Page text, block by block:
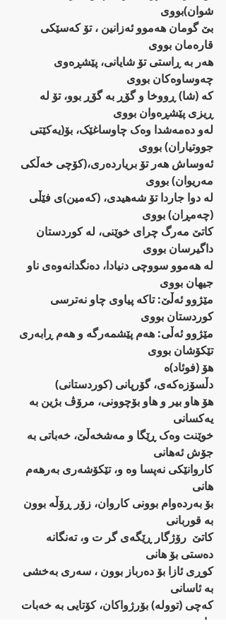
شوان)بووی
بێ‌ گومان هەموو ئەزانین ، تۆ کەسێکی
قارەمان بووی
هەر بە ڕاستی تۆ شایانی، پێشڕەوی
چەوساوەکان بووی
کە (شا) ڕووخا و گۆڕ بە گۆڕ بوو، تۆ لە
ڕیزی پێشڕەوان بووی
لەو دەمەشدا وەک چاوساغێک، بۆ(یەکێتی
جووتیاران) بووی
ئەوساش هەر تۆ بریاردەری،(کۆچی خەڵکی
مەریوان) بووی
لە دوا جاردا تۆ شەهیدی، (کەمین)ی فێڵی
(چەمڕان) بووی
کاتێ‌ مەرگ چرای خوێنی، لە کوردستان
داگیرسان بووی
لە هەموو سووچی دنیادا، دەنگدانەوەی ناو
جیهان بووی
مێژوو ئەڵێ: تاکە پیاوی چاو نەترسی
کوردستان بووی
مێژوو ئەڵی: هەم پێشمەرگە و هەم ڕابەری
تێکۆشان بووی
هۆ (فوئاد)ە
دڵسۆزەکەی، گۆرپانی (کوردستانی)
هۆ هاو بیر و هاو بۆچوونی، مرۆڤ بژین بە
یەکسانی
خوێنت وەک ڕێگا و مەشخەڵێ‌، خەباتی بە
جۆش ئەهانی
کاروانێکی نەپسا وە و، تێکۆشەری بەرهەم
هانی
بۆ بەردەوام بوونی کاروان، زۆر ڕۆڵە بوون
بە قوربانی
کاتێ  رۆژگار ڕێگەی گر ت و، تەنگانە
دەستی بۆ هانی
کوڕی ئازا بۆ دەرباز بوون ، سەری بەخشی
بە ئاسانی
کەچی (توولە) بۆرژواکان، کۆتایی بە خەبات
هانی